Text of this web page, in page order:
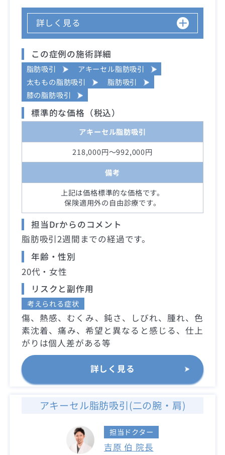
詳しく見る
この症例の施術詳細
脂肪吸引
アキーセル脂肪吸引
太ももの脂肪吸引
脂肪吸引
膝の脂肪吸引
標準的な価格（税込）
アキーセル脂肪吸引
218,000円～992,000円
備考
上記は価格標準的な価格です。
保険適用外の自由診療です。
担当Drからのコメント
脂肪吸引2週間までの経過です。
年齢・性別
20代・女性
リスクと副作用
考えられる症状
傷、熱感、むくみ、鈍さ、しびれ、腫れ、色
素沈着、痛み、希望と異なると感じる、仕上
がりは個人差がある等
詳しく見る
アキーセル脂肪吸引(二の腕・肩)
担当ドクター
吉原 伯 院長